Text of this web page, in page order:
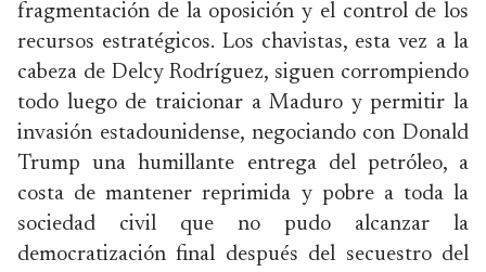
fragmentación de la oposición y el control de los
recursos estratégicos. Los chavistas, esta vez a la
cabeza de Delcy Rodríguez, siguen corrompiendo
todo luego de traicionar a Maduro y permitir la
invasión estadounidense, negociando con Donald
Trump una humillante entrega del petróleo, a
costa de mantener reprimida y pobre a toda la
sociedad civil que no pudo alcanzar la
democratización final después del secuestro del